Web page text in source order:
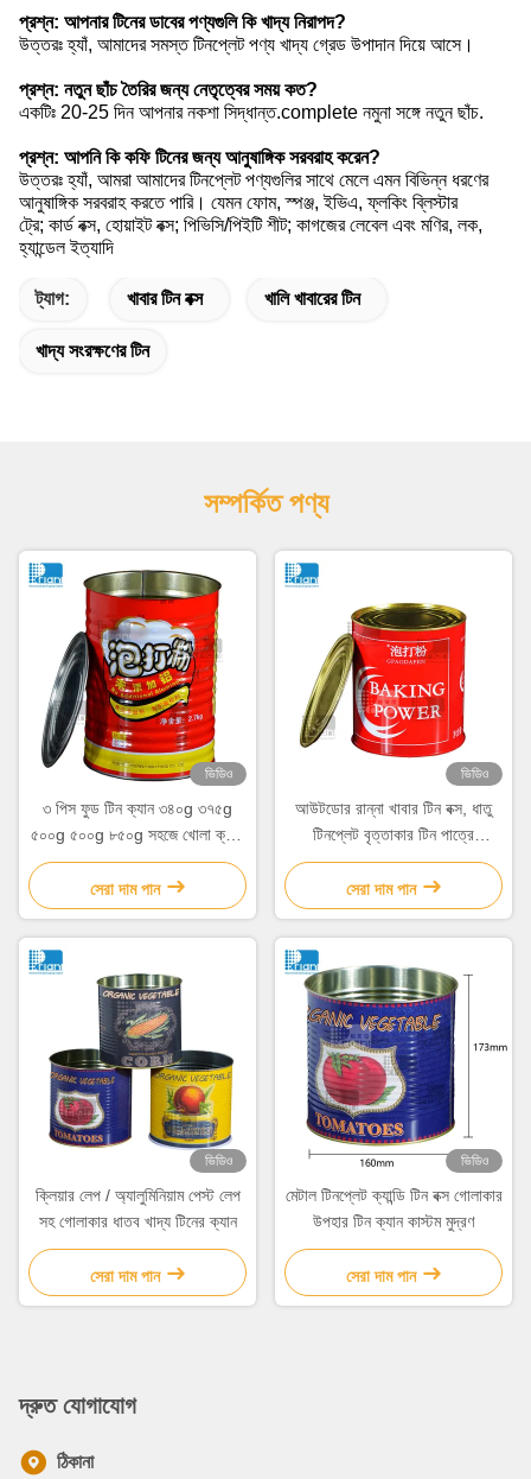
প্রশ্ন: আপনার টিনের ডাবের পণ্যগুলি কি খাদ্য নিরাপদ?
উত্তরঃ হ্যাঁ, আমাদের সমস্ত টিনপ্লেট পণ্য খাদ্য গ্রেড উপাদান দিয়ে আসে।
প্রশ্ন: নতুন ছাঁচ তৈরির জন্য নেতৃত্বের সময় কত?
একটিঃ 20-25 দিন আপনার নকশা সিদ্ধান্ত.complete নমুনা সঙ্গে নতুন ছাঁচ.
প্রশ্ন: আপনি কি কফি টিনের জন্য আনুষাঙ্গিক সরবরাহ করেন?
উত্তরঃ হ্যাঁ, আমরা আমাদের টিনপ্লেট পণ্যগুলির সাথে মেলে এমন বিভিন্ন ধরণের
আনুষাঙ্গিক সরবরাহ করতে পারি। যেমন ফোম, স্পঞ্জ, ইভিএ, ফ্লকিং ব্লিস্টার
ট্রে; কার্ড বক্স, হোয়াইট বক্স; পিভিসি/পিইটি শীট; কাগজের লেবেল এবং মণির, লক,
হ্যান্ডেল ইত্যাদি
ট্যাগ: খাবার টিন বক্স খালি খাবারের টিন
খাদ্য সংরক্ষণের টিন
সম্পর্কিত পণ্য
ভিডিও
৩ পিস ফুড টিন ক্যান ৩৪০g ৩৭৫g
৫০০g ৫০০g ৮৫০g সহজে খোলা ক্যাপ
সহ
সেরা দাম পান
ভিডিও
আউটডোর রান্না খাবার টিন বক্স, ধাতু
টিনপ্লেট বৃত্তাকার টিন পাত্রে
কাস্টমাইজড
সেরা দাম পান
ভিডিও
ক্লিয়ার লেপ / অ্যালুমিনিয়াম পেস্ট লেপ
সহ গোলাকার ধাতব খাদ্য টিনের ক্যান
সেরা দাম পান
ভিডিও
মেটাল টিনপ্লেট ক্যান্ডি টিন বক্স গোলাকার
উপহার টিন ক্যান কাস্টম মুদ্রণ
সেরা দাম পান
দ্রুত যোগাযোগ
ঠিকানা